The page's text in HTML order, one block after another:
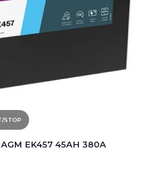
STOP
EK457 45AH 380A